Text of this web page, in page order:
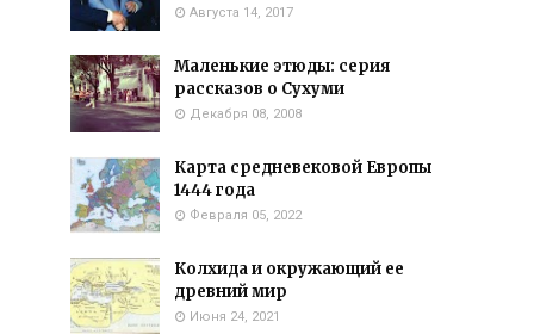
Августа 14, 2017
Маленькие этюды: серия
рассказов о Сухуми
Декабря 08, 2008
Карта средневековой Европы
1444 года
Февраля 05, 2022
Колхида и окружающий ее
древний мир
Июня 24, 2021